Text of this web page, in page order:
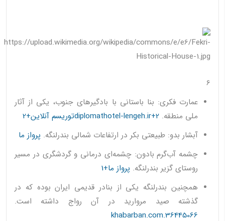
6
عمارت فکری: بنا باستانی با بادگیرهای جنوب، یکی از آثار
ملی منطقه. diplomathotel-lengeh.ir+2توریسم آنلاین+2
آبشار بدو: طبیعتی بکر در ارتفاعات شمالی بندرلنگه. پرواز ما
چشمه آب‌گرم بادون: چشمه‌ای درمانی و گردشگری در مسیر
روستای گزیر بندرلنگه. پرواز ما+1
همچنین بندرلنگه یکی از بنادر قدیمی ایران بوده که در
گذشته صید مروارید در آن رواج داشته است.
36445066.khabarban.com